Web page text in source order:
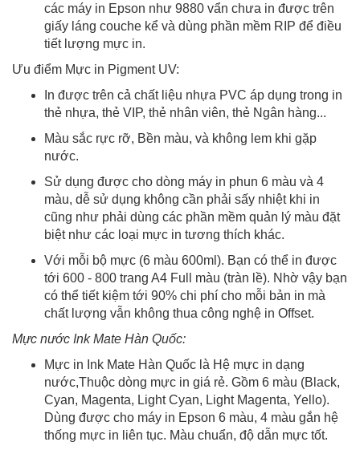
các máy in Epson như 9880 vẩn chưa in được trên
giấy láng couche kể và dùng phần mềm RIP để điều
tiết lượng mực in.
Ưu điểm Mực in Pigment UV:
In được trên cả chất liệu nhựa PVC áp dụng trong in
thẻ nhựa, thẻ VIP, thẻ nhân viên, thẻ Ngân hàng...
Màu sắc rực rỡ, Bền màu, và không lem khi gặp
nước.
Sử dụng được cho dòng máy in phun 6 màu và 4
màu, dễ sử dụng không cần phải sấy nhiệt khi in
cũng như phải dùng các phần mềm quản lý màu đặt
biệt như các loại mực in tương thích khác.
Với mỗi bộ mực (6 màu 600ml). Bạn có thể in được
tới 600 - 800 trang A4 Full màu (tràn lề). Nhờ vậy bạn
có thể tiết kiệm tới 90% chi phí cho mỗi bản in mà
chất lượng vẫn không thua công nghệ in Offset.
Mực nước Ink Mate Hàn Quốc:
Mực in Ink Mate Hàn Quốc là Hệ mực in dạng
nước,Thuộc dòng mực in giá rẻ. Gồm 6 màu (Black,
Cyan, Magenta, Light Cyan, Light Magenta, Yello).
Dùng được cho máy in Epson 6 màu, 4 màu gắn hệ
thống mực in liên tục. Màu chuẩn, độ dẫn mực tốt.